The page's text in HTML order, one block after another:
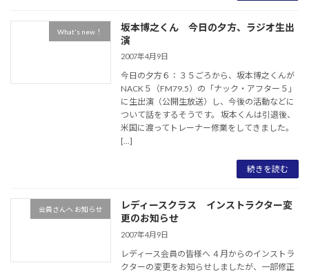
What's new！
坂本博之くん 今日の夕方、ラジオ生出
演
2007年4月9日
今日の夕方６：３５ごろから、坂本博之くんが
NACK５（FM79.5）の「ナック・アフター５」
に生出演（公開生放送）し、今後の活動などに
ついて話をするそうです。 坂本くんは引退後、
米国に渡ってトレーナー修業をしてきました。
[…]
続きを読む
会員さんへ お知らせ
レディースクラス インストラクター変
更のお知らせ
2007年4月9日
レディース会員の皆様へ ４月からのインストラ
クターの変更をお知らせしましたが、一部修正